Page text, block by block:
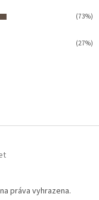
(73%)
(27%)
práva vyhrazena.